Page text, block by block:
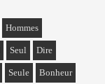
Hommes
Seul Dire
Seule Bonheur